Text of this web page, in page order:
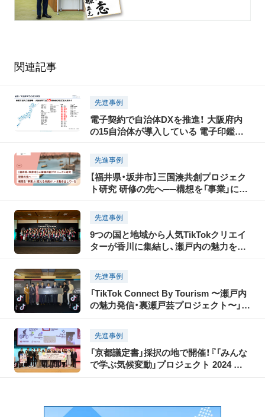
関連記事
先進事例
電子契約で自治体DXを推進！ 大阪府内
の15自治体が導入している 電子印鑑
先進事例
【福井県・坂井市】三国湊共創プロジェク
ト研究 研修の先へ──構想を「事業」に変
先進事例
9つの国と地域から人気TikTokクリエイ
ターが香川に集結し、瀬戸内の魅力を
Connect By Tourism 〜瀬戸内の魅力発
信・裏瀬戸芸プロジェクト〜」開催レポー
ト（前編）
先進事例
「TikTok Connect By Tourism 〜瀬戸内
の魅力発信・裏瀬戸芸プロジェクト〜」開
先進事例
「京都議定書」採択の地で開催！『「みんな
で学ぶ気候変動」プロジェクト 2024 フ